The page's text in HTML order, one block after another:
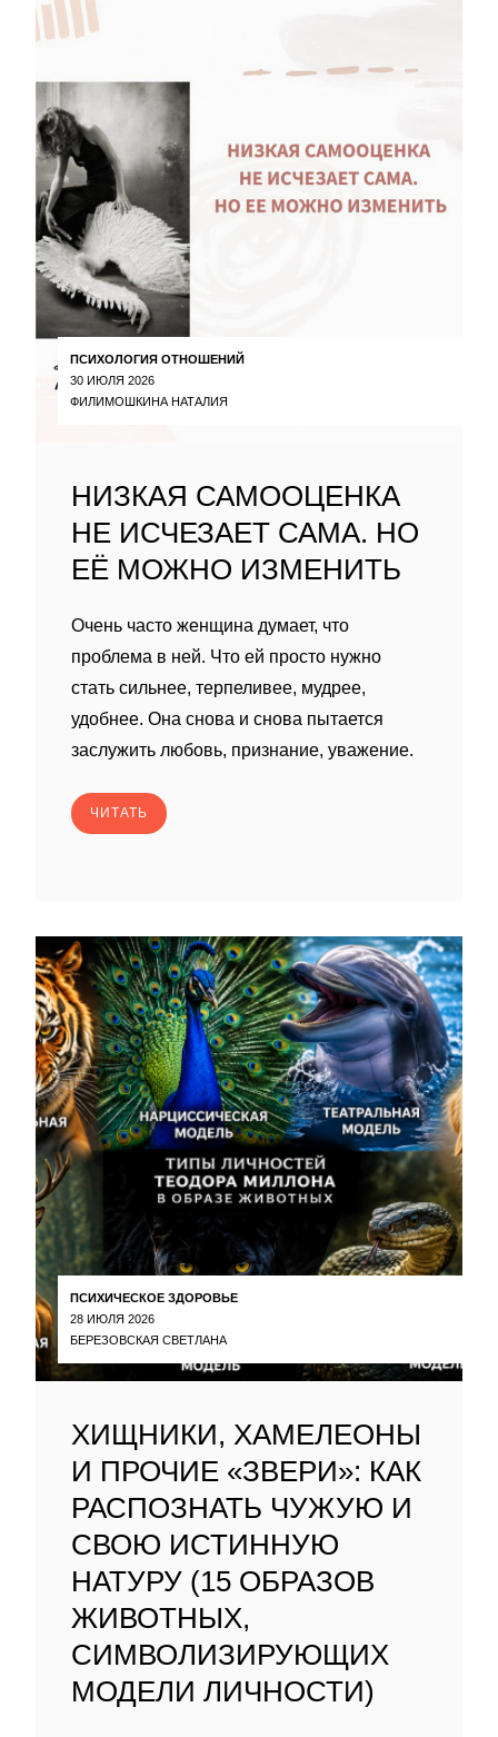
ПСИХОЛОГИЯ ОТНОШЕНИЙ
30 ИЮЛЯ 2026
ФИЛИМОШКИНА НАТАЛИЯ
НИЗКАЯ САМООЦЕНКА
НЕ ИСЧЕЗАЕТ САМА. НО
ЕЁ МОЖНО ИЗМЕНИТЬ
Очень часто женщина думает, что
проблема в ней. Что ей просто нужно
стать сильнее, терпеливее, мудрее,
удобнее. Она снова и снова пытается
заслужить любовь, признание, уважение.
ЧИТАТЬ
ПСИХИЧЕСКОЕ ЗДОРОВЬЕ
28 ИЮЛЯ 2026
БЕРЕЗОВСКАЯ СВЕТЛАНА
ХИЩНИКИ, ХАМЕЛЕОНЫ
И ПРОЧИЕ «ЗВЕРИ»: КАК
РАСПОЗНАТЬ ЧУЖУЮ И
СВОЮ ИСТИННУЮ
НАТУРУ (15 ОБРАЗОВ
ЖИВОТНЫХ,
СИМВОЛИЗИРУЮЩИХ
МОДЕЛИ ЛИЧНОСТИ)